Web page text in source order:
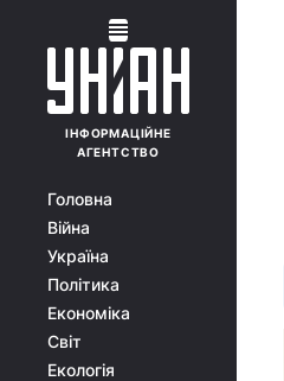
ІНФОРМАЦІЙНЕ
АГЕНТСТВО
Головна
Війна
Україна
Політика
Економіка
Світ
Екологія